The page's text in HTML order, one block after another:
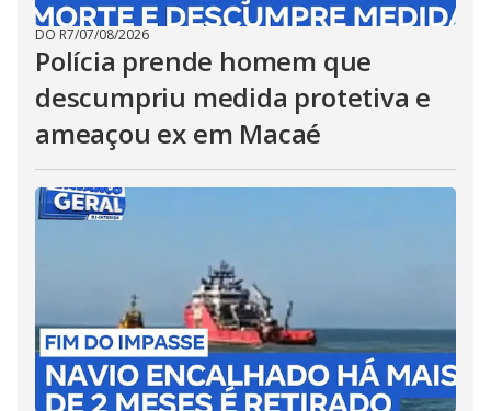
DO R7/07/08/2026
Polícia prende homem que
descumpriu medida protetiva e
ameaçou ex em Macaé